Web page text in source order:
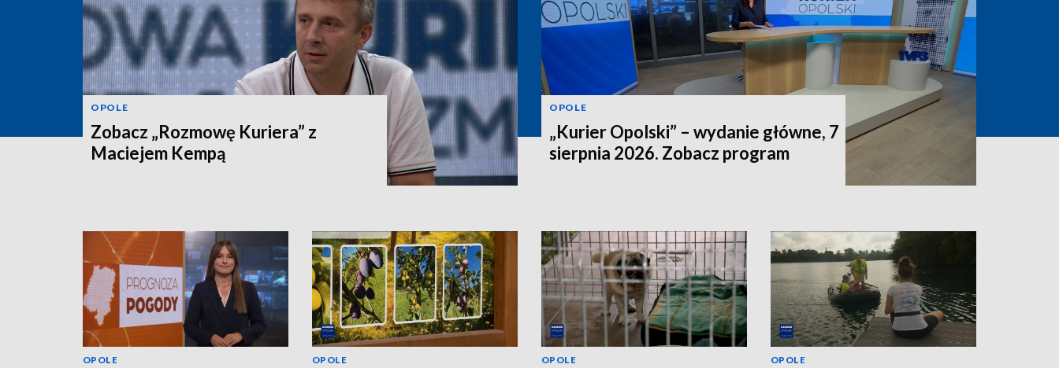
OPOLE
Zobacz „Rozmowę Kuriera” z
Maciejem Kempą
OPOLE
„Kurier Opolski” – wydanie główne, 7
sierpnia 2026. Zobacz program
OPOLE OPOLE OPOLE OPOLE